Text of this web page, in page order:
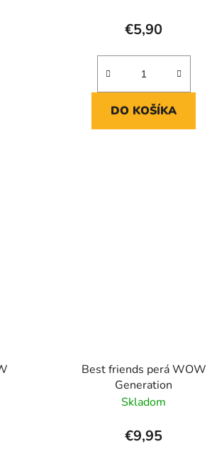
€5,90
DO KOŠÍKA
Best friends perá WOW
Generation
Skladom
€9,95